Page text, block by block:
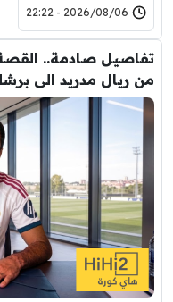
2026/08/06 - 22:22
تفاصيل صادمة..
من ريال مدريد الى